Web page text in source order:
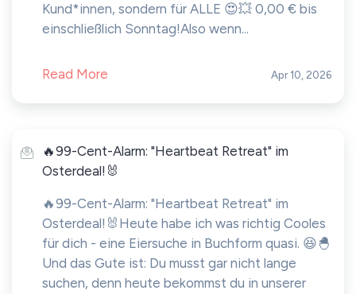
Kund*innen, sondern für ALLE 😍💥 0,00 € bis
einschließlich Sonntag!Also wenn...
Read More Apr 10, 2026
🔥99-Cent-Alarm: "Heartbeat Retreat" im
Osterdeal!🐰
🔥99-Cent-Alarm: "Heartbeat Retreat" im
Osterdeal!🐰Heute habe ich was richtig Cooles
für dich - eine Eiersuche in Buchform quasi. 😆🐣
Und das Gute ist: Du musst gar nicht lange
suchen, denn heute bekommst du in unserer